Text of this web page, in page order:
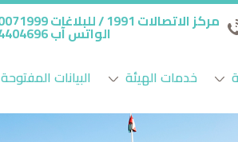
مركز الاتصالات 1991 / للبلاغات 80071999
الواتس آب 24404696
خدمات الهيئة البيانات المفتوحة